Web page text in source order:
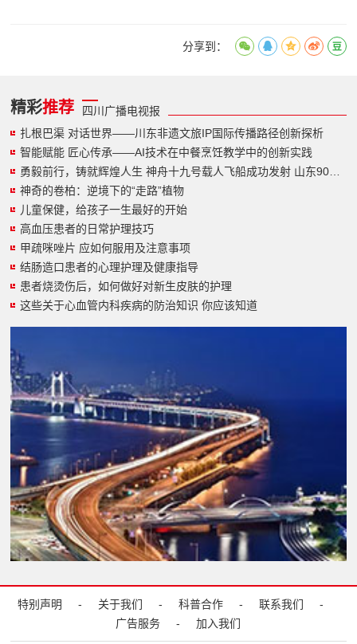
分享到：
精彩推荐
四川广播电视报
扎根巴渠 对话世界——川东非遗文旅IP国际传播路径创新探析
智能赋能 匠心传承——AI技术在中餐烹饪教学中的创新实践
神奇的卷柏：逆境下的“走路”植物
儿童保健，给孩子一生最好的开始
高血压患者的日常护理技巧
甲疏咪唑片 应如何服用及注意事项
结肠造口患者的心理护理及健康指导
患者烧烫伤后，如何做好对新生皮肤的护理
这些关于心血管内科疾病的防治知识 你应该知道
特别声明 - 关于我们 - 科普合作 - 联系我们
-
广告服务
- 加入我们